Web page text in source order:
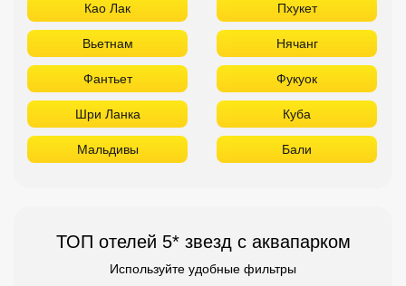
Као Лак Пхукет
Вьетнам Нячанг
Фантьет Фукуок
Шри Ланка Куба
Мальдивы Бали
ТОП отелей 5* звезд с аквапарком
Используйте удобные фильтры